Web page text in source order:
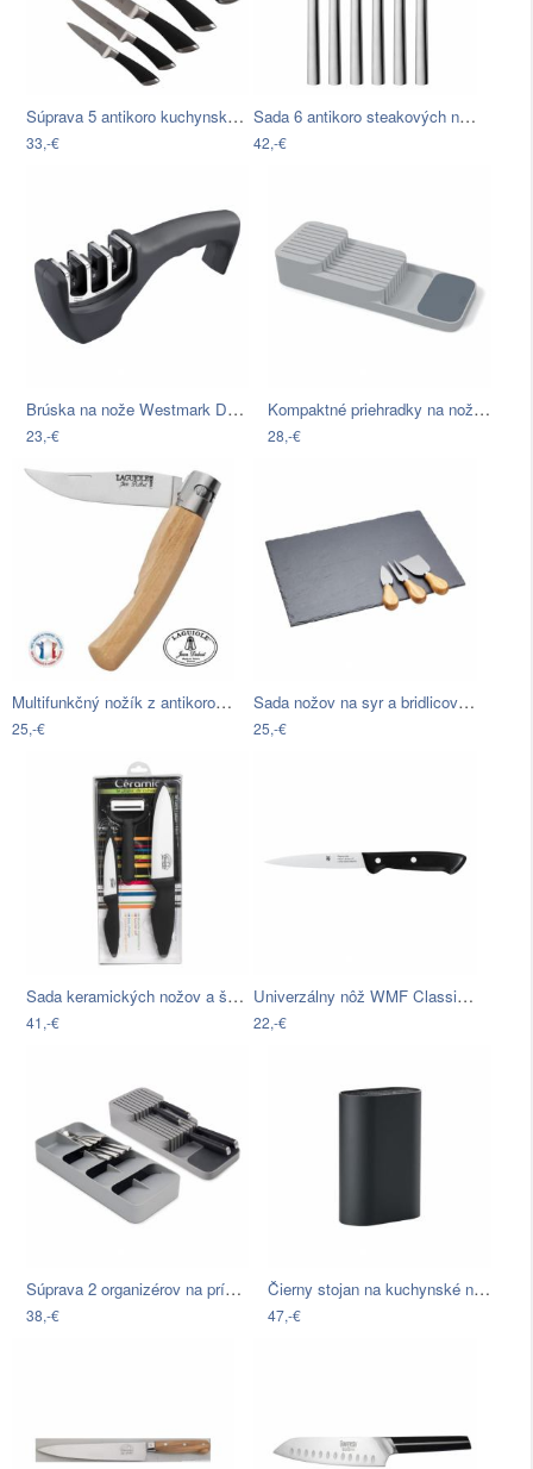
Súprava 5 antikoro kuchynských nožov…
33,-€
Sada 6 antikoro steakových nožov WMF…
42,-€
Brúska na nože Westmark Deluxe
23,-€
Kompaktné priehradky na nože Joseph…
28,-€
Multifunkčný nožík z antikoro ocele s…
25,-€
Sada nožov na syr a bridlicovej dosky…
25,-€
Sada keramických nožov a škrabky Jean…
41,-€
Univerzálny nôž WMF Classic Line, 20 cm
22,-€
Súprava 2 organizérov na príbory a nože…
38,-€
Čierny stojan na kuchynské nože Zone…
47,-€